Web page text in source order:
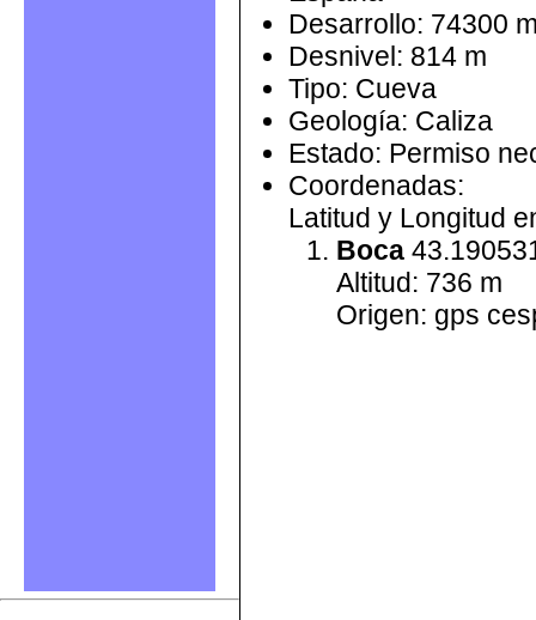
Desarrollo: 74300
Desnivel: 814 m
Tipo: Cueva
Geología: Caliza
Estado: Permiso
Coordenadas:
Latitud y Longitud
Boca
Altitud: 736 m
Origen: gps